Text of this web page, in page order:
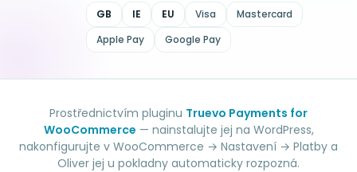
GB IE EU Visa
Mastercard
Apple Pay
Google Pay
Prostřednictvím pluginu Truevo Payments for
WooCommerce — nainstalujte jej na WordPress,
nakonfigurujte v WooCommerce → Nastavení → Platby a
Oliver jej u pokladny automaticky rozpozná.